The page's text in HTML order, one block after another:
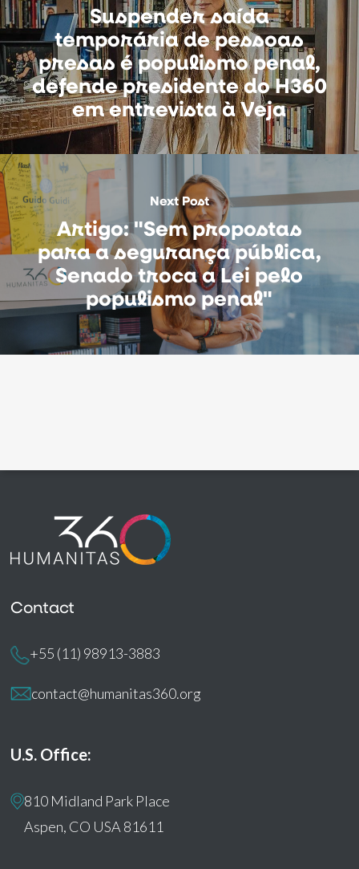
Suspender saída
temporária de pessoas
presas é populismo penal,
defende presidente do H360
em entrevista à Veja
Next Post
Artigo: "Sem propostas
para a segurança pública,
Senado troca a Lei pelo
populismo penal"
Contact
+55 (11) 98913-3883
contact@humanitas360.org
U.S. Office:
810 Midland Park Place
Aspen, CO USA 81611